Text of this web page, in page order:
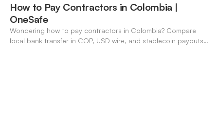
How to Pay Contractors in Colombia |
OneSafe
Wondering how to pay contractors in Colombia? Compare
local bank transfer in COP, USD wire, and stablecoin payouts.